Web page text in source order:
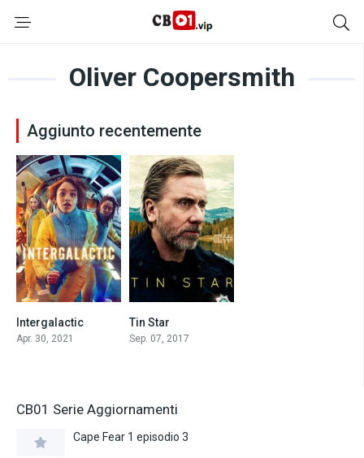
Oliver Coopersmith
Aggiunto recentemente
Intergalactic
Apr. 30, 2021
Tin Star
Sep. 07, 2017
CB01 Serie Aggiornamenti
Cape Fear 1 episodio 3